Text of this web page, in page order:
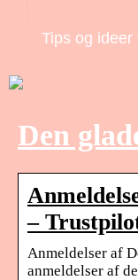
Tips og
Den
–
Anmeldelser af
anmeldelser af